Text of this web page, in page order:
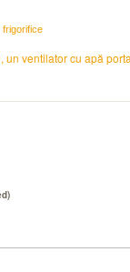
frigorifice
un ventilator cu apă